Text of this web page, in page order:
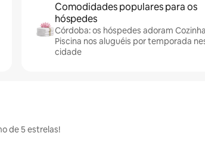
Comodidades populares para os
hóspedes
Córdoba: os hóspedes adoram
Piscina nos aluguéis por temporada
cidade
de 5 estrelas!